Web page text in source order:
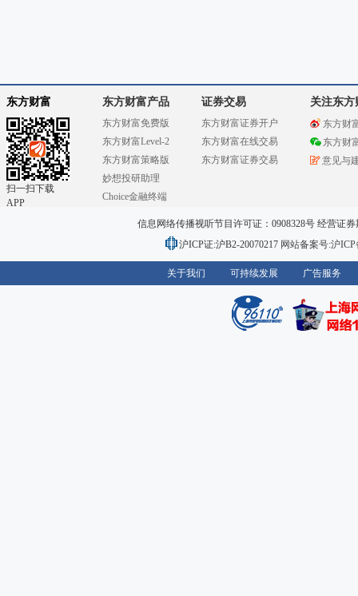
东方财富
扫一扫下载
APP
东方财富产品
东方财富免费版
东方财富Level-2
东方财富策略版
妙想投研助理
Choice金融终端
证券交易
东方财富证券开户
东方财富在线交易
东方财富证券交易
关注东方
东方财
东方财
意见与
信息网络传播视听节目许可证：0908328号 经营证
沪ICP证:沪B2-20070217 网站备案号:沪
关于我们 可持续发展 广告服务